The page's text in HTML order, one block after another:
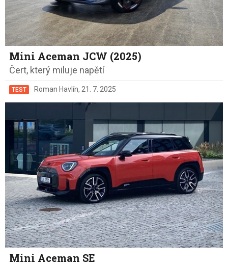
Mini Aceman JCW (2025)
Čert, který miluje napětí
TEST Roman Havlín, 21. 7. 2025
Mini Aceman SE